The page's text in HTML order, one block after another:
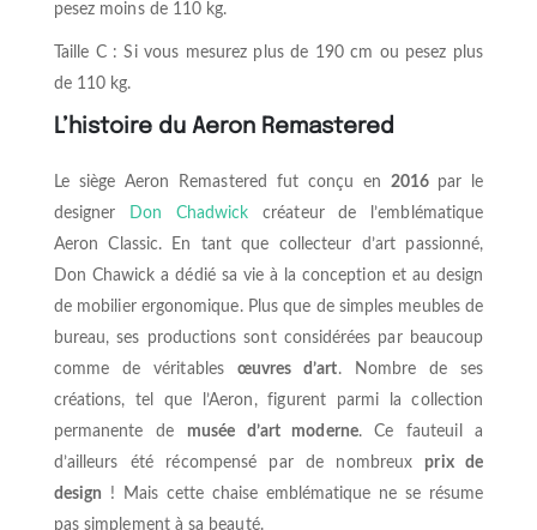
pesez moins de 110 kg.
Taille C : Si vous mesurez plus de 190 cm ou pesez plus
de 110 kg.
L’histoire du Aeron Remastered
Le siège Aeron Remastered fut conçu en 2016 par le
designer
Don Chadwick créateur de l’emblématique
Aeron Classic. En tant que collecteur d’art passionné,
Don Chawick a dédié sa vie à la conception et au design
de mobilier ergonomique. Plus que de simples meubles de
bureau, ses productions sont considérées par beaucoup
comme de véritables œuvres d’art. Nombre de ses
créations, tel que l’Aeron, figurent parmi la collection
permanente de musée d’art moderne. Ce fauteuil a
d’ailleurs été récompensé par de nombreux prix de
design ! Mais cette chaise emblématique ne se résume
pas simplement à sa beauté.